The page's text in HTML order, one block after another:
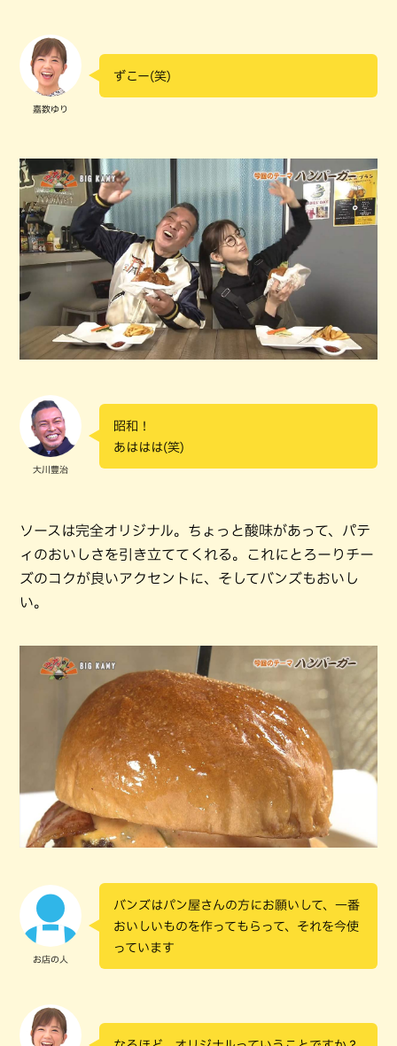
嘉数ゆり
ずこー(笑)
大川豊治
昭和！
あははは(笑)
ソースは完全オリジナル。ちょっと酸味があって、パテ
ィのおいしさを引き立ててくれる。これにとろーりチー
ズのコクが良いアクセントに、そしてバンズもおいし
い。
お店の人
バンズはパン屋さんの方にお願いして、一番
おいしいものを作ってもらって、それを今使
っています